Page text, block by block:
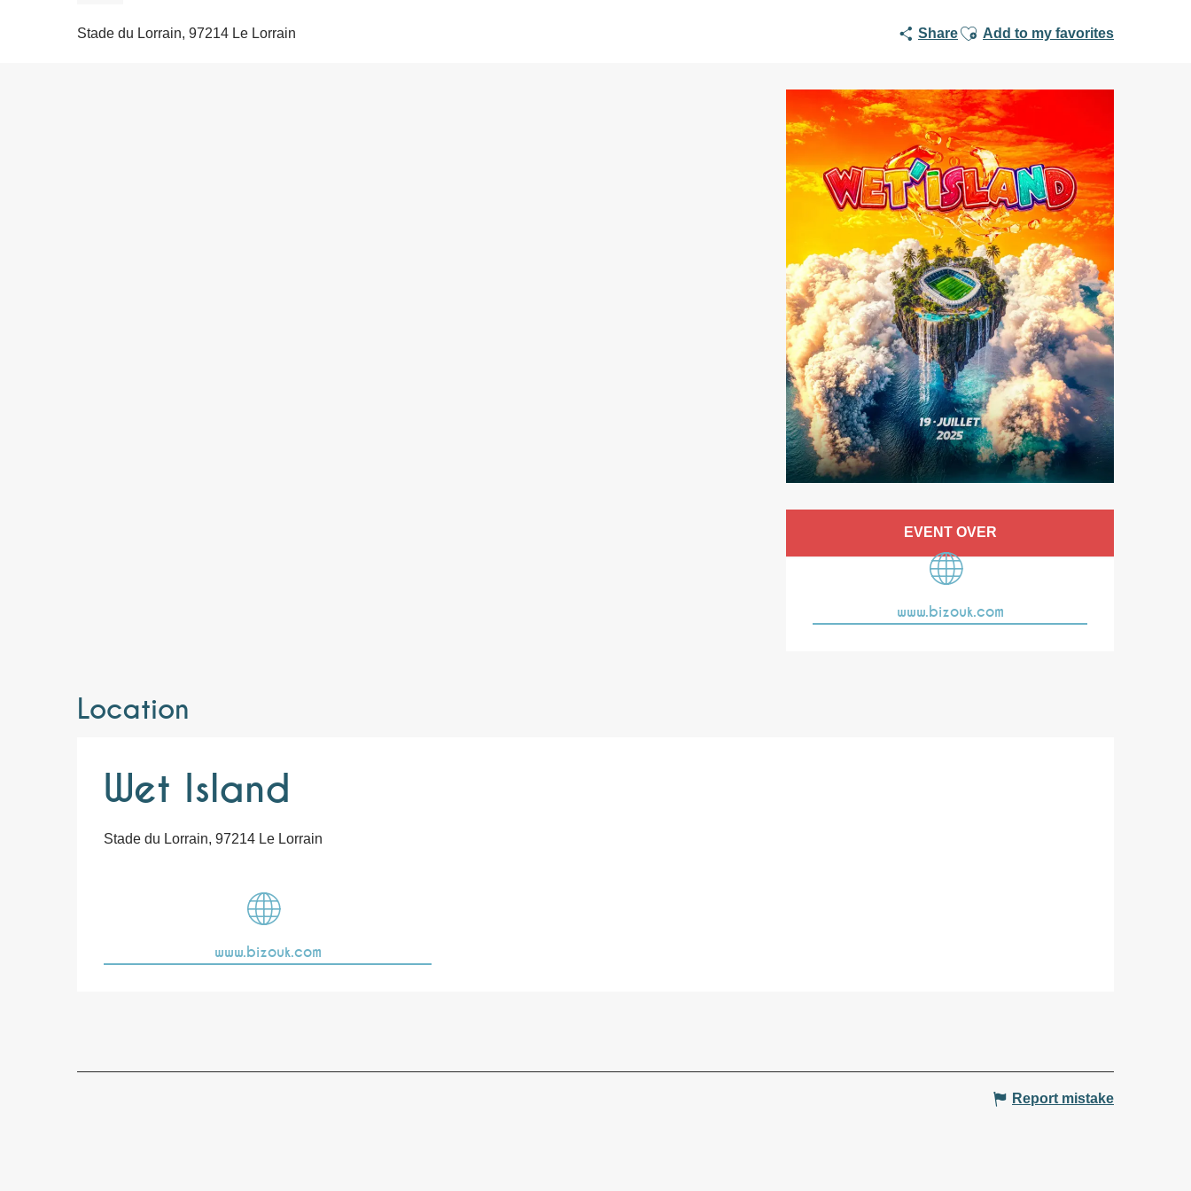
Stade du Lorrain, 97214 Le Lorrain ShareAjouter aux favoris
Add to my favorites
Opening hours &
EVENT OVER
www.bizouk.com
Location
Wet Island
Stade du Lorrain, 97214 Le Lorrain
www.bizouk.com
Report mistake